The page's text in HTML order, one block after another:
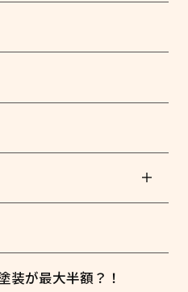
装が最大半額？！